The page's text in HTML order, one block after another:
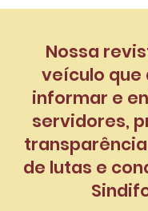
Nossa
veículo que
informar e
servidores,
de lutas e